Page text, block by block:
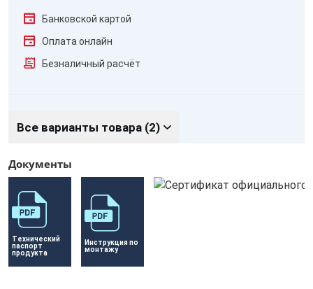
Банковской картой
Оплата онлайн
Безналичный расчёт
Все варианты товара (2)
Документы
Технический
паспорт
продукта
Инструкция по
монтажу